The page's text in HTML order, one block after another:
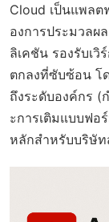
Cloud เป็นแพล
องการประมวลผ
ลิเคชัน รองรับเวิ
ตกลงที่ซับซ้อน โ
ถึงระดับองค์กร (
ะการเติมแบบฟอ
หลักสำหรับบริษัท